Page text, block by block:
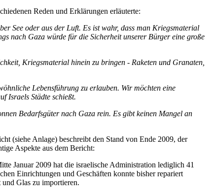
Reden und Erklärungen erläuterte:
See oder aus der Luft. Es ist wahr, dass man Kriegsmaterial
nach Gaza würde für die Sicherheit unserer Bürger eine große
Kriegsmaterial hinein zu bringen - Raketen und Granaten,
Lebensführung zu erlauben. Wir möchten eine
Israels Städte schießt.
Bedarfsgüter nach Gaza rein. Es gibt keinen Mangel an
(siehe Anlage) beschreibt den Stand von Ende 2009, der
Aspekte aus dem Bericht:
Januar 2009 hat die israelische Administration lediglich 41
Einrichtungen und Geschäften konnte bisher repariert
Glas zu importieren.